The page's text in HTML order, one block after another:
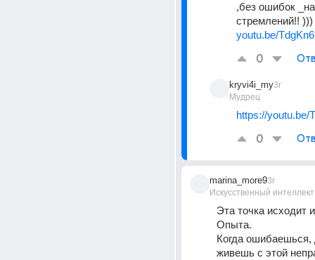
,без ошибок
стремлений!!
youtu.be/
0
kryvi4i_my
Мудрец
3г
https://youtu.be/
0
marina_more9
Искусственный интеллект
3г
Эта точка исходит
Опыта.
Когда ошибаешься,
живешь с этой